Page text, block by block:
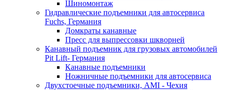
Шиномонтаж
Гидравлические подъемники для автосервиса
Fuchs, Германия
Домкраты канавные
Пресс для выпрессовки шкворней
Канавный подъемник для грузовых автомобилей
Pit Lift- Германия
Канавные подъемники
Ножничные подъемники для автосервиса
Двухстоечные подъемники, АМІ - Чехия